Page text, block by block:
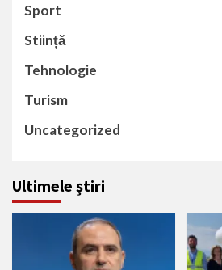
Sport
Stiință
Tehnologie
Turism
Uncategorized
Ultimele știri